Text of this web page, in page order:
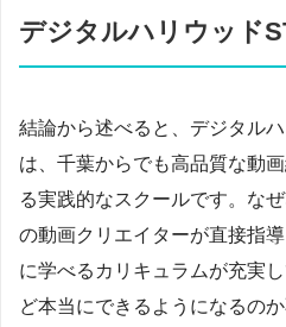
デジタルハリウッド
結論から述べると、デジタル
は、千葉からでも高品質な動
る実践的なスクールです。な
の動画クリエイターが直接指
に学べるカリキュラムが充実
ど本当にできるようになるの